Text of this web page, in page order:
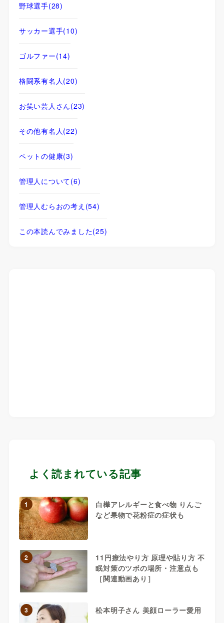
野球選手(28)
サッカー選手(10)
ゴルファー(14)
格闘系有名人(20)
お笑い芸人さん(23)
その他有名人(22)
ペットの健康(3)
管理人について(6)
管理人むらおの考え (54)
この本読んでみました(25)
よく読まれている記事
1
白樺アレルギーと食べ物 りんご
など果物で花粉症の症状も
2
11円療法やり方 原理や貼り方 不
眠対策のツボの場所・注意点も
［関連動画あり］
3 松本明子さん 美顔ローラー愛用